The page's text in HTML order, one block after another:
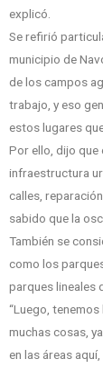
explicó.
Se refirió
municipio de
de los campos
trabajo, y eso
estos lugares
Por ello, dijo que
infraestructura
calles,
sabido que la
También se
como los
parques lineales
“Luego,
muchas cosas,
en las áreas